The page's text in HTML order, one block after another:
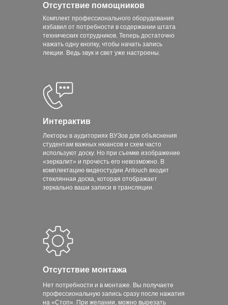
Комплект профессионального оборудования
избавил от потребности в содержании штата
технических сотрудников. Теперь достаточно
нажать одну кнопку, чтобы начать запись
лекции. Ведь звук и свет уже настроены.
Лекторы в аудиториях ВУЗов для объяснения
студентам важных нюансов и схем часто
используют доску. Но при съемке изображение
«зеркалит» и прочесть его невозможно. В
комплектацию видеостудии Antouch входит
стеклянная доска, которая отображает
зеркально ваши записи в трансляции.
Отсутствие помощников
Интерактив
Нет потребности и в монтаже. Вы получаете
профессиональную запись сразу после нажатия
на «Стоп». При желании, можно вырезать
Отсутствие монтажа